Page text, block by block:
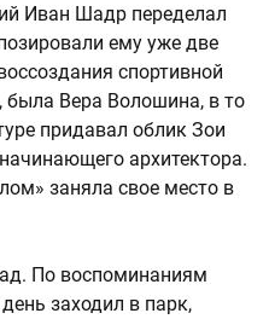
Иван Шадр переделал
ему уже две
спортивной
была Вера Волошина, в то
придавал облик Зои
архитектора.
заняла свое место в
По воспоминаниям
заходил в парк,